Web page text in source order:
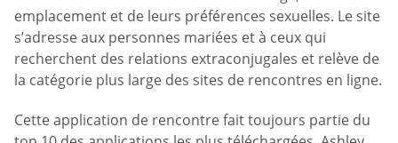
emplacement et de leurs préférences sexuelles. Le site
s’adresse aux personnes mariées et à ceux qui
recherchent des relations extraconjugales et relève de
la catégorie plus large des sites de rencontres en ligne.
Cette application de rencontre fait toujours partie du